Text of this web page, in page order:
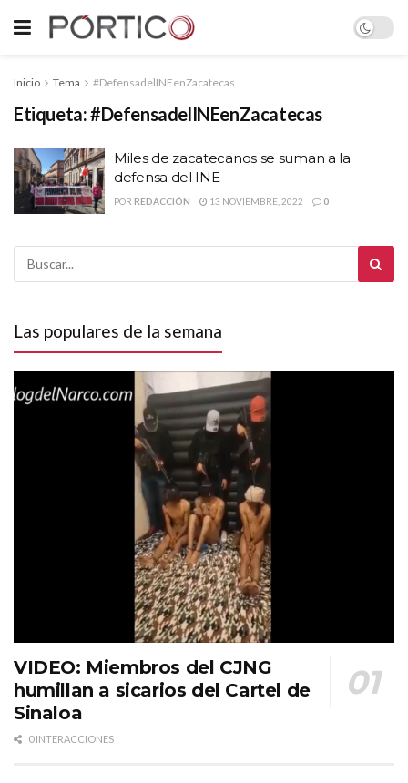
Inicio Tema #DefensadelINEenZacatecas
Etiqueta:#DefensadelINEenZacatecas
Miles de zacatecanos se suman a la
defensa del INE
POR REDACCIÓN 13 NOVIEMBRE, 2022 0
Las populares de la semana
VIDEO: Miembros del CJNG
humillan a sicarios del Cartel de
Sinaloa
0 INTERACCIONES